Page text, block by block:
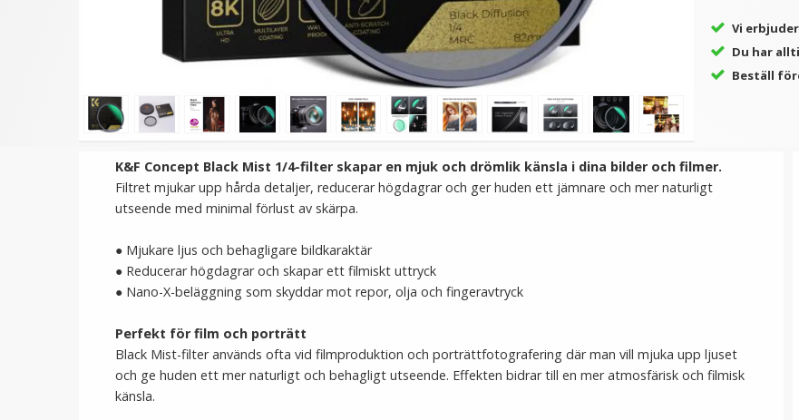
Vi
Du har
Beställ
K&F Concept Black Mist 1/4-filter skapar en mjuk och drömlik känsla i dina bilder och filmer.
Filtret mjukar upp hårda detaljer, reducerar högdagrar och ger huden ett jämnare och mer naturligt
utseende med minimal förlust av skärpa.
● Mjukare ljus och behagligare bildkaraktär
● Reducerar högdagrar och skapar ett filmiskt uttryck
● Nano-X-beläggning som skyddar mot repor, olja och fingeravtryck
Perfekt för film och porträtt
Black Mist-filter används ofta vid filmproduktion och porträttfotografering där man vill mjuka upp ljuset
och ge huden ett mer naturligt och behagligt utseende. Effekten bidrar till en mer atmosfärisk och filmisk
känsla.